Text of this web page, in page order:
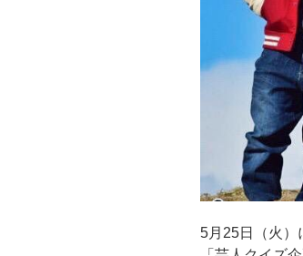
ョ
対
決
位
5月25日（火）